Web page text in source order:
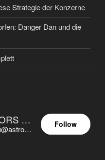
Strategie der Konzerne
Danger Dan und die
ASTROCOHORS EUNOIA ULTIMA
@astrocohors.eu@astrocohors.eu
Follow